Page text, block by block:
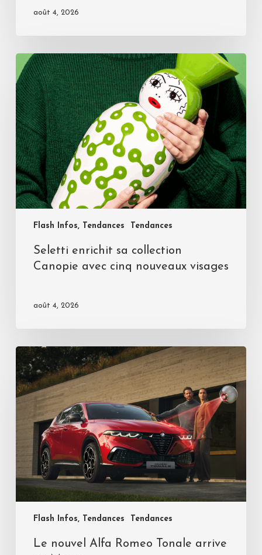
août 4, 2026
Flash Infos, Tendances Tendances
Seletti enrichit sa collection
Canopie avec cinq nouveaux visages
août 4, 2026
Flash Infos, Tendances Tendances
Le nouvel Alfa Romeo Tonale arrive